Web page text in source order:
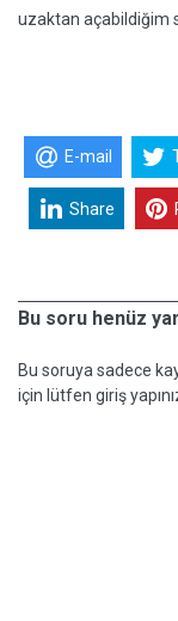
uzaktan açabildiğim
E-mail
Share
Bu soru henüz
Bu soruya sadece
için lütfen giriş